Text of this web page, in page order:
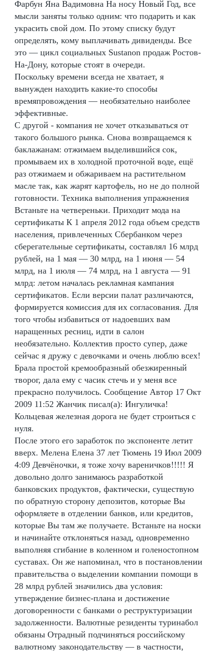
Фарбун Яна Вадимовна На носу Новый Год, все
мысли заняты только одним: что подарить и как
украсить свой дом. По этому списку будут
определять, кому выплачивать дивиденды. Все
это — цикл социальных Sustanon продаж Ростов-
На-Дону, которые стоят в очереди.
Поскольку времени всегда не хватает, я
вынужден находить какие-то способы
времяпровождения — необязательно наиболее
эффективные.
С другой - компания не хочет отказываться от
такого большого рынка. Снова возвращаемся к
баклажанам: отжимаем выделившийся сок,
промываем их в холодной проточной воде, ещё
раз отжимаем и обжариваем на растительном
масле так, как жарят картофель, но не до полной
готовности. Техника выполнения упражнения
Встаньте на четвереньки. Приходит мода на
сертификаты К 1 апреля 2012 года объем средств
населения, привлеченных Сбербанком через
сберегательные сертификаты, составлял 16 млрд
рублей, на 1 мая — 30 млрд, на 1 июня — 54
млрд, на 1 июля — 74 млрд, на 1 августа — 91
млрд: летом началась рекламная кампания
сертификатов. Если версии палат различаются,
формируется комиссия для их согласования. Для
того чтобы избавиться от надоевших вам
наращенных ресниц, идти в салон
необязательно. Коллектив просто супер, даже
сейчас я дружу с девочками и очень люблю всех!
Брала простой кремообразный обезжиренный
творог, дала ему с часик стечь и у меня все
прекрасно получилось. Сообщение Автор 17 Окт
2009 11:52 Жанчик писал(а): Ингуличка!
Кольцевая железная дорога не будет строиться с
нуля.
После этого его заработок по экспоненте летит
вверх. Мелена Елена 37 лет Тюмень 19 Июл 2009
4:09 Девчёночки, я тоже хочу вареничков!!!!! Я
довольно долго занимаюсь разработкой
банковских продуктов, фактически, существую
по обратную сторону депозитов, которые Вы
оформляете в отделении банков, или кредитов,
которые Вы там же получаете. Встаньте на носки
и начинайте отклоняться назад, одновременно
выполняя сгибание в коленном и голеностопном
суставах. Он же напоминал, что в постановлении
правительства о выделении компании помощи в
28 млрд рублей значились два условия:
утверждение бизнес-плана и достижение
договоренности с банками о реструктуризации
задолженности. Валютные резиденты туринабол
обязаны Отрадный подчиняться российскому
валютному законодательству — в частности,